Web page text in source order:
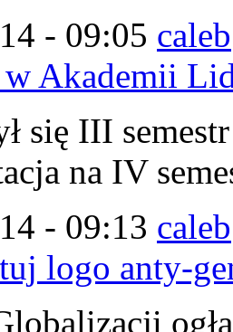
- 09:05 caleb
Akademii
się III
na IV
- 09:13 caleb
logo anty-